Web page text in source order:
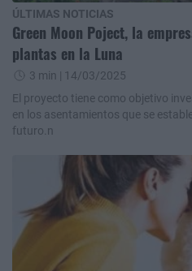
ÚLTIMAS NOTICIAS
Green Moon Poject, la
plantas en la Luna
3 min | 14/03/2025
El proyecto tiene como objetivo
en los asentamientos que se
futuro.n